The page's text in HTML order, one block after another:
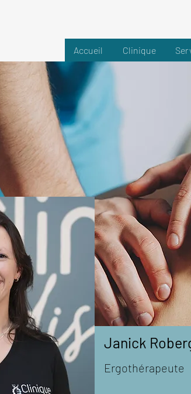
Accueil Clinique
Janick
Ergothérapeute